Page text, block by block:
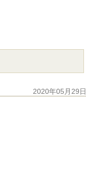
2020年05月29日